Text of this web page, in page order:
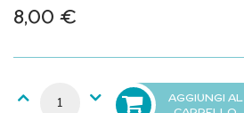
8,00 €
AGGIUNGI AL